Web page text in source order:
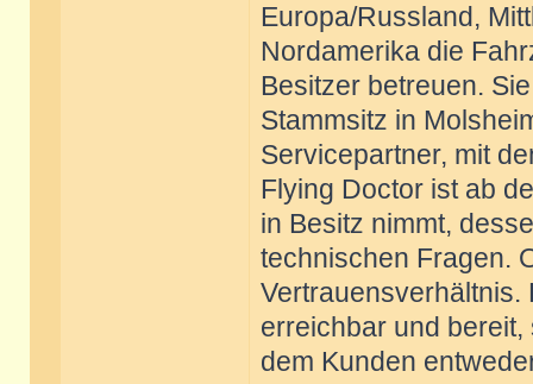
Europa/Russland,
Nordamerika die
Besitzer betreuen.
Stammsitz in
Servicepartner, mit
Flying Doctor ist ab
in Besitz nimmt,
technischen Fragen.
Vertrauensverhältnis.
erreichbar und
dem Kunden